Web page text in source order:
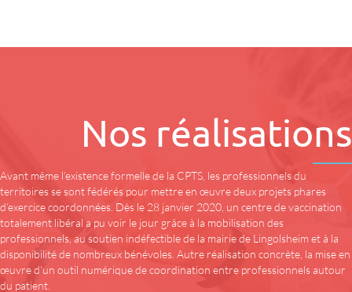
Nos réalisations
Avant même l’existence formelle de la CPTS, les professionnels du
territoires se sont fédérés pour mettre en œuvre deux projets phares
d’exercice coordonnées. Dès le 28 janvier 2020, un centre de vaccination
totalement libéral a pu voir le jour grâce à la mobilisation des
professionnels, au soutien indéfectible de la mairie de Lingolsheim et à la
disponibilité de nombreux bénévoles. Autre réalisation concrète, la mise en
œuvre d’un outil numérique de coordination entre professionnels autour
du patient.